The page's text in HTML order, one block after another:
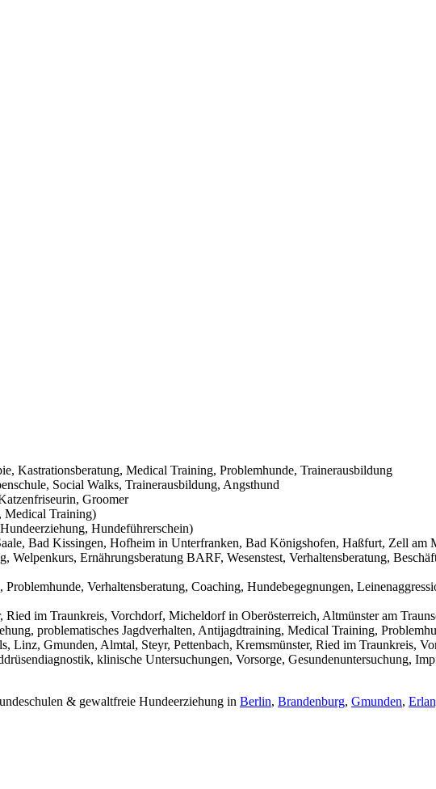
Kastrationsberatung, Medical Training, Problemhunde, Trainerausbildung
Social Walks, Trainerausbildung, Angsthund
Groomer
Medical Training)
Hundeführerschein)
Bad Kissingen, Hofheim in Unterfranken, Bad Königshofen, Haßfurt, Zell
Ernährungsberatung BARF, Wesenstest, Verhaltensberatung,
Verhaltensberatung, Coaching, Hundebegegnungen,
im Traunkreis, Vorchdorf, Micheldorf in Oberösterreich, Altmünster am
problematisches Jagdverhalten, Antijagdtraining, Medical Training,
Linz, Gmunden, Almtal, Steyr, Pettenbach, Kremsmünster, Ried im Traunkreis,
klinische Untersuchungen, Vorsorge, Gesundenuntersuchung,
& gewaltfreie Hundeerziehung in Berlin, Brandenburg, Gmunden,